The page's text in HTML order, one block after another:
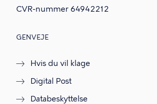
CVR-nummer 64942212
GENVEJE
Hvis du vil klage
Digital Post
Databeskyttelse